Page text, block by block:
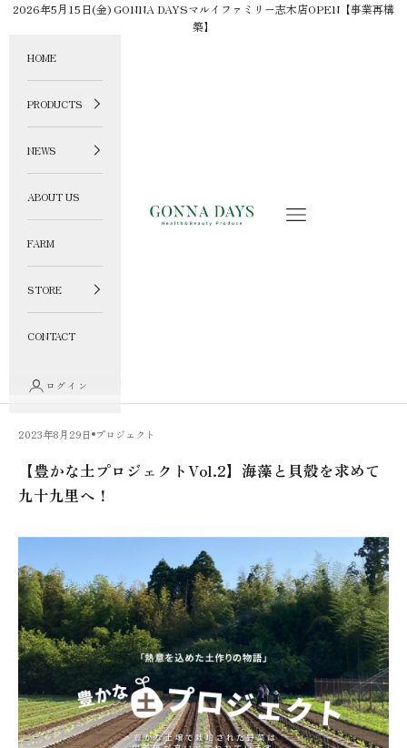
コンテンツへスキップ
2026年5月15日(金) GONNA DAYSマルイファミリー志木店OPEN【事業再構
築】
GONNA DAYS ONLINE STORE メニュー
HOME
PRODUCTS
NEWS
ABOUT US
FARM
STORE
CONTACT
ログイン
2023年8月29日 プロジェクト
【豊かな土プロジェクトVol.2】海藻と貝殻を求めて
九十九里へ！